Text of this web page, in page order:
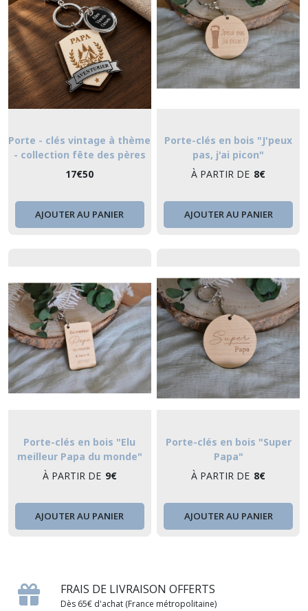
Porte - clés vintage à thème
- collection fête des pères
17€50
AJOUTER AU PANIER
Porte-clés en bois "J'peux
pas, j'ai picon"
À PARTIR DE 8€
AJOUTER AU PANIER
Porte-clés en bois "Elu
meilleur Papa du monde"
À PARTIR DE 9€
AJOUTER AU PANIER
Porte-clés en bois "Super
Papa"
À PARTIR DE 8€
AJOUTER AU PANIER
FRAIS DE LIVRAISON OFFERTS
Dès 65€ d'achat (France métropolitaine)